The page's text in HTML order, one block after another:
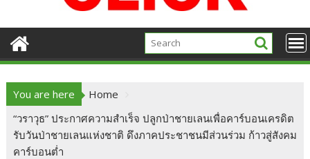
You are here
Home
“วราวุธ” ประกาศความสำเร็จ ปลูกป่าชายเลนเพื่อคาร์บอนเครดิต
รับวันป่าชายเลนแห่งชาติ ดึงภาคประชาชนมีส่วนร่วม ก้าวสู่สังคม
คาร์บอนต่ำ